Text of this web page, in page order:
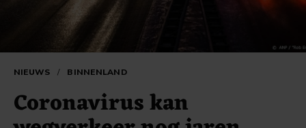
NIEUWS / BINNENLAND
Coronavirus kan